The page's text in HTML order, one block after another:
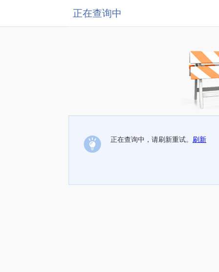
正在查询中
正在查询中，请刷新重试。 刷新